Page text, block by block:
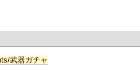
武器ガチャ